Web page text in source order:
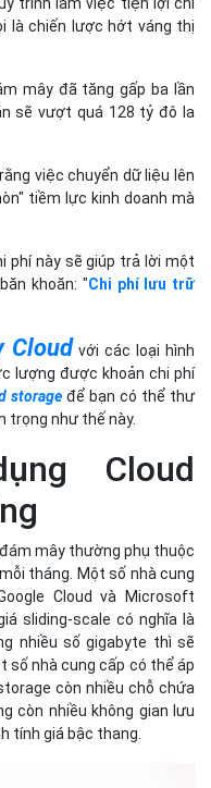
là chiến lược hớt váng thị
mây đã tăng gấp ba lần
sẽ vượt quá 128 tỷ đô la
việc chuyển dữ liệu lên
tiềm lực kinh doanh mà
phí này sẽ giúp trả lời một
khoăn: "Chi phí lưu trữ
Cloud với các loại hình
lượng được khoản chi phí
storage để bạn có thể thư
trọng như thế này.
Cloud
mây thường phụ thuộc
tháng. Một số nhà cung
Cloud và Microsoft
sliding-scale có nghĩa là
nhiều số gigabyte thì sẽ
số nhà cung cấp có thể áp
còn nhiều chỗ chứa
còn nhiều không gian lưu
tính giá bậc thang.